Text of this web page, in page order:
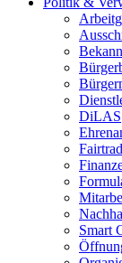
DiLAS
Smart